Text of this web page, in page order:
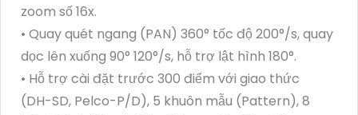
zoom số 16x.
• Quay quét ngang (PAN) 360° tốc độ 200°/s, quay
dọc lên xuống 90° 120°/s, hỗ trợ lật hình 180°.
• Hỗ trợ cài đặt trước 300 điểm với giao thức
(DH-SD, Pelco-P/D), 5 khuôn mẫu (Pattern), 8